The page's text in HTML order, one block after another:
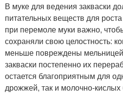
В муке для ведения закваски
питательных веществ для
при перемоле муки важно,
сохраняли свою целостность:
меньше повреждены
закваски постепенно их
остается благоприятным для
дрожжей, так и молочно-кислых